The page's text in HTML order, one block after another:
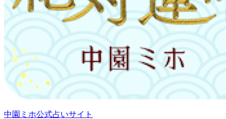
中園ミホ公式占いサイト